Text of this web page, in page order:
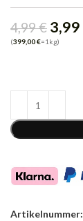
4,99€ 3,99
(399,00€=1kg)
Artikelnummer: